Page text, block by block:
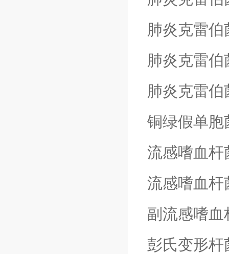
肺炎克雷伯
肺炎克雷伯
肺炎克雷伯
铜绿假单胞
流感嗜血杆
流感嗜血杆
副流感嗜血
彭氏变形杆